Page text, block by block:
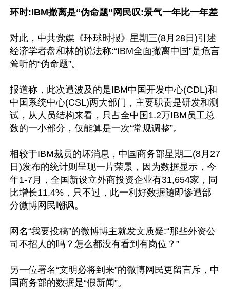
环时:IBM撤离是“伪命题”网民叹:景气一年比一年差
对此，中共党媒《环球时报》星期三(8月28日)引述
经济学者盘和林的说法称:“IBM全面撤离中国”是危言
耸听的“伪命题”。
报道称，此次遭波及的是IBM中国开发中心(CDL)和
中国系统中心(CSL)两大部门，主要职责是研发和测
试，从人员结构来看，只占全中国1.2万IBM员工总
数的一小部分，仅能算是一次“常规调整”。
相较于IBM裁员的坏消息，中国商务部星期二(8月27
日)发布的统计则呈现一片荣景，因为数据显示，今
年1-7月，全国新设立外商投资企业有31,654家，同
比增长11.4%，只不过，此一利好数据随即惨遭部
分微博网民嘲讽。
网名“我要投稿”的微博博主就发文质疑:“那些外资公
司不招人的吗？怎么都没有看到有岗位？”
另一位署名“文明必将到来”的微博网民更留言斥，中
国商务部的数据是“假新闻”。